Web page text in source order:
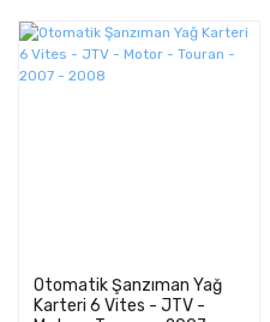
Otomatik Şanzıman Yağ
Karteri 6 Vites - JTV -